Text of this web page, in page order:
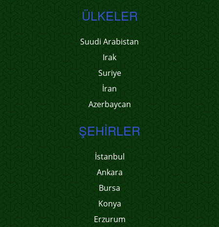
ÜLKELER
Suudi Arabistan
Irak
Suriye
İran
Azerbaycan
ŞEHIRLER
İstanbul
Ankara
Bursa
Konya
Erzurum